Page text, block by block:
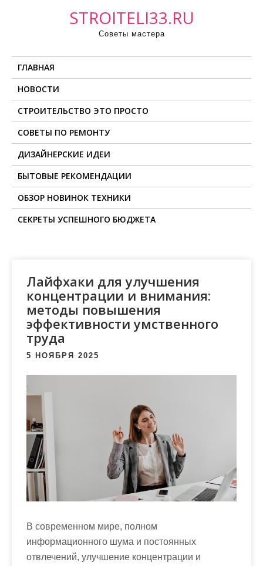
STROITELI33.RU
Советы мастера
ГЛАВНАЯ
НОВОСТИ
СТРОИТЕЛЬСТВО ЭТО ПРОСТО
СОВЕТЫ ПО РЕМОНТУ
ДИЗАЙНЕРСКИЕ ИДЕИ
БЫТОВЫЕ РЕКОМЕНДАЦИИ
ОБЗОР НОВИНОК ТЕХНИКИ
СЕКРЕТЫ УСПЕШНОГО БЮДЖЕТА
Лайфхаки для улучшения
концентрации и внимания:
методы повышения
эффективности умственного
труда
5 НОЯБРЯ 2025
В современном мире, полном
информационного шума и постоянных
отвлечений, улучшение концентрации и